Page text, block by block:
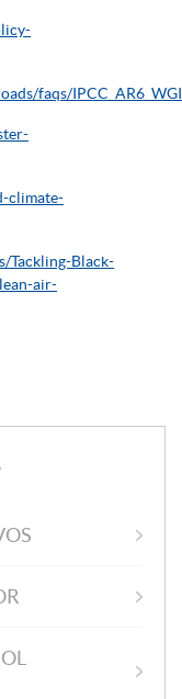
faqs/
climate-
Tackling-Black-
air-